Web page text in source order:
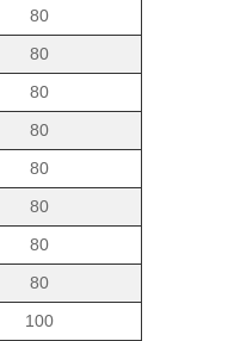
80
80
80
80
80
80
80
80
100